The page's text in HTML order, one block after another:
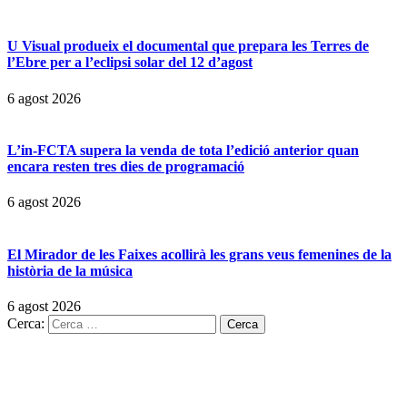
U Visual produeix el documental que prepara les Terres de
l’Ebre per a l’eclipsi solar del 12 d’agost
6 agost 2026
L’in-FCTA supera la venda de tota l’edició anterior quan
encara resten tres dies de programació
6 agost 2026
El Mirador de les Faixes acollirà les grans veus femenines de la
història de la música
6 agost 2026
Cerca: